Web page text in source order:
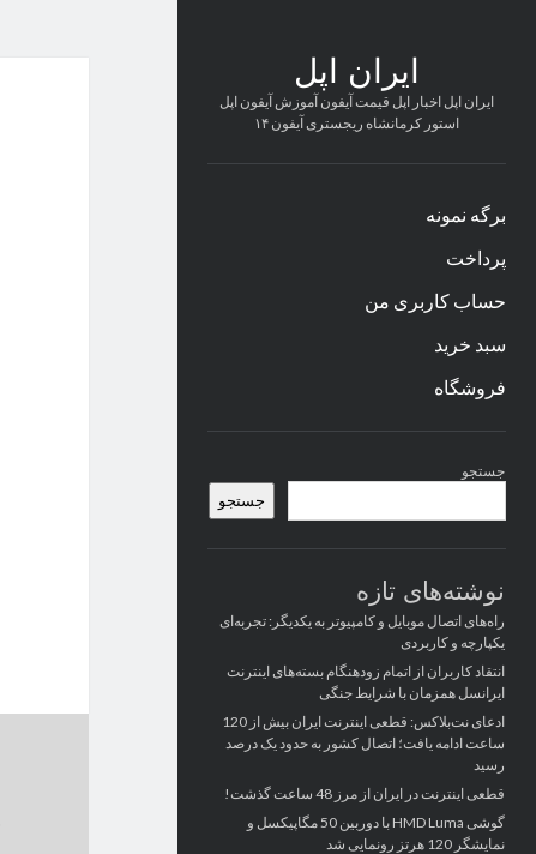
ایران اپل
ایران اپل اخبار اپل قیمت آیفون آموزش آیفون اپل
استور کرمانشاه ریجستری آیفون ۱۴
برگه نمونه
پرداخت
حساب کاربری من
سبد خرید
فروشگاه
کناری
جستجو
جستجو
نوشته‌های تازه
راه‌های اتصال موبایل و کامپیوتر به یکدیگر: تجربه‌ای
یکپارچه و کاربردی
انتقاد کاربران از اتمام زودهنگام بسته‌های اینترنت
ایرانسل همزمان با شرایط جنگی
ادعای نت‌بلاکس: قطعی اینترنت ایران بیش از 120
ساعت ادامه یافت؛ اتصال کشور به حدود یک درصد
رسید
قطعی اینترنت در ایران از مرز 48 ساعت گذشت!
گوشی HMD Luma با دوربین 50 مگاپیکسل و
نمایشگر 120 هرتز رونمایی شد